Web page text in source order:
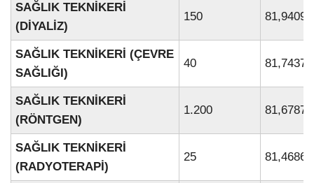
SAĞLIK TEKNİKERİ
(DİYALİZ)
150 81,94095
SAĞLIK TEKNİKERİ (ÇEVRE
SAĞLIĞI)
40 81,74370
SAĞLIK TEKNİKERİ
(RÖNTGEN)
1.200 81,67879
SAĞLIK TEKNİKERİ
(RADYOTERAPİ)
25 81,46860